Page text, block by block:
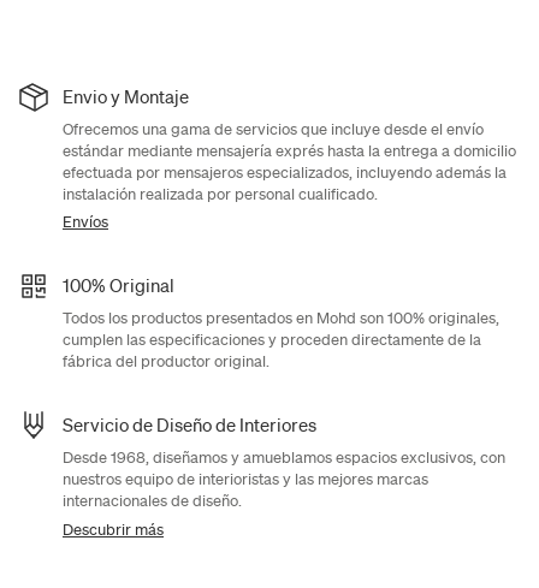
Envio y Montaje
Ofrecemos una gama de servicios que incluye desde el envío
estándar mediante mensajería exprés hasta la entrega a domicilio
efectuada por mensajeros especializados, incluyendo además la
instalación realizada por personal cualificado.
Envíos
100% Original
Todos los productos presentados en Mohd son 100% originales,
cumplen las especificaciones y proceden directamente de la
fábrica del productor original.
Servicio de Diseño de Interiores
Desde 1968, diseñamos y amueblamos espacios exclusivos, con
nuestros equipo de interioristas y las mejores marcas
internacionales de diseño.
Descubrir más